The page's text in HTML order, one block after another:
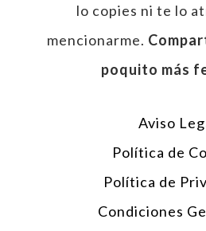
lo copies ni te lo
mencionarme.
poquito más
Aviso
Política de
Política de
Condiciones